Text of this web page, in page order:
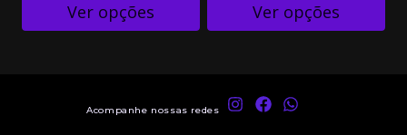
Ver opções Ver opções
Acompanhe nossas redes